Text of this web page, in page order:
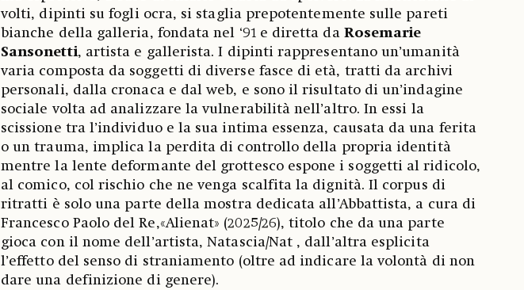
volti, dipinti su fogli ocra, si staglia prepotentemente sulle pareti
bianche della galleria, fondata nel ‘91 e diretta da Rosemarie
Sansonetti, artista e gallerista. I dipinti rappresentano un’umanità
varia composta da soggetti di diverse fasce di età, tratti da archivi
personali, dalla cronaca e dal web, e sono il risultato di un’indagine
sociale volta ad analizzare la vulnerabilità nell’altro. In essi la
scissione tra l’individuo e la sua intima essenza, causata da una ferita
o un trauma, implica la perdita di controllo della propria identità
mentre la lente deformante del grottesco espone i soggetti al ridicolo,
al comico, col rischio che ne venga scalfita la dignità. Il corpus di
ritratti è solo una parte della mostra dedicata all’Abbattista, a cura di
Francesco Paolo del Re,«Alienat» (2025/26), titolo che da una parte
gioca con il nome dell’artista, Natascia/Nat , dall’altra esplicita
l’effetto del senso di straniamento (oltre ad indicare la volontà di non
dare una definizione di genere).